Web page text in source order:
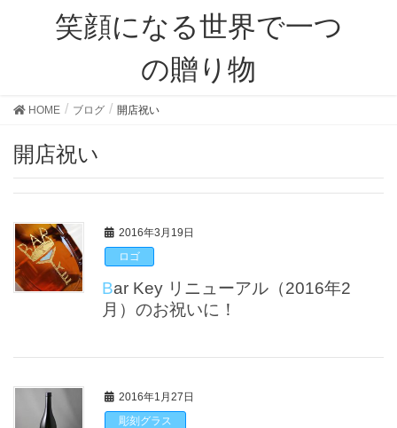
笑顔になる世界で一つ
の贈り物
HOME ブログ 開店祝い
開店祝い
2016年3月19日
ロゴ
Bar Key リニューアル（2016年2
月）のお祝いに！
2016年1月27日
彫刻グラス